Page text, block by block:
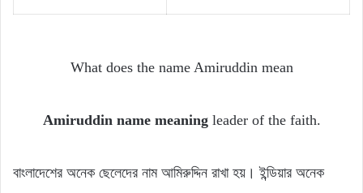
What does the name Amiruddin mean
Amiruddin name meaning leader of the faith.
বাংলাদেশের অনেক ছেলেদের নাম আমিরুদ্দিন রাখা হয়। ইন্ডিয়ার অনেক